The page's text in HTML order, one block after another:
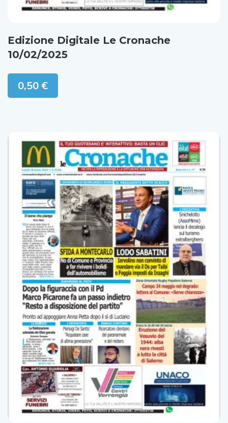
Edizione Digitale Le Cronache
10/02/2025
0,50 €